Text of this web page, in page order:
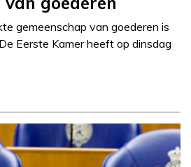
gemeenschap van goederen is
Eerste Kamer heeft op dinsdag